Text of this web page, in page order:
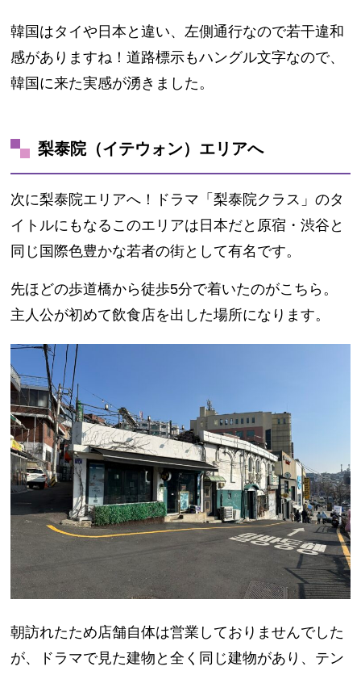
韓国はタイや日本と違い、左側通行なので若干違和
感がありますね！道路標示もハングル文字なので、
韓国に来た実感が湧きました。
梨泰院（イテウォン）エリアへ
次に梨泰院エリアへ！ドラマ「梨泰院クラス」のタ
イトルにもなるこのエリアは日本だと原宿・渋谷と
同じ国際色豊かな若者の街として有名です。
先ほどの歩道橋から徒歩5分で着いたのがこちら。
主人公が初めて飲食店を出した場所になります。
朝訪れたため店舗自体は営業しておりませんでした
が、ドラマで見た建物と全く同じ建物があり、テン